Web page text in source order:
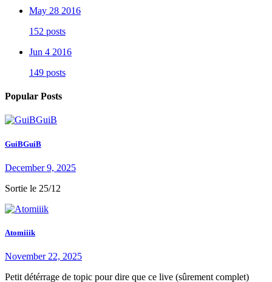
May 28 2016
152 posts
Jun 4 2016
149 posts
Popular Posts
GuiBGuiB
December 9, 2025
Sortie le 25/12
Atomiiik
November 22, 2025
Petit détérrage de topic pour dire que ce live (sûrement complet)